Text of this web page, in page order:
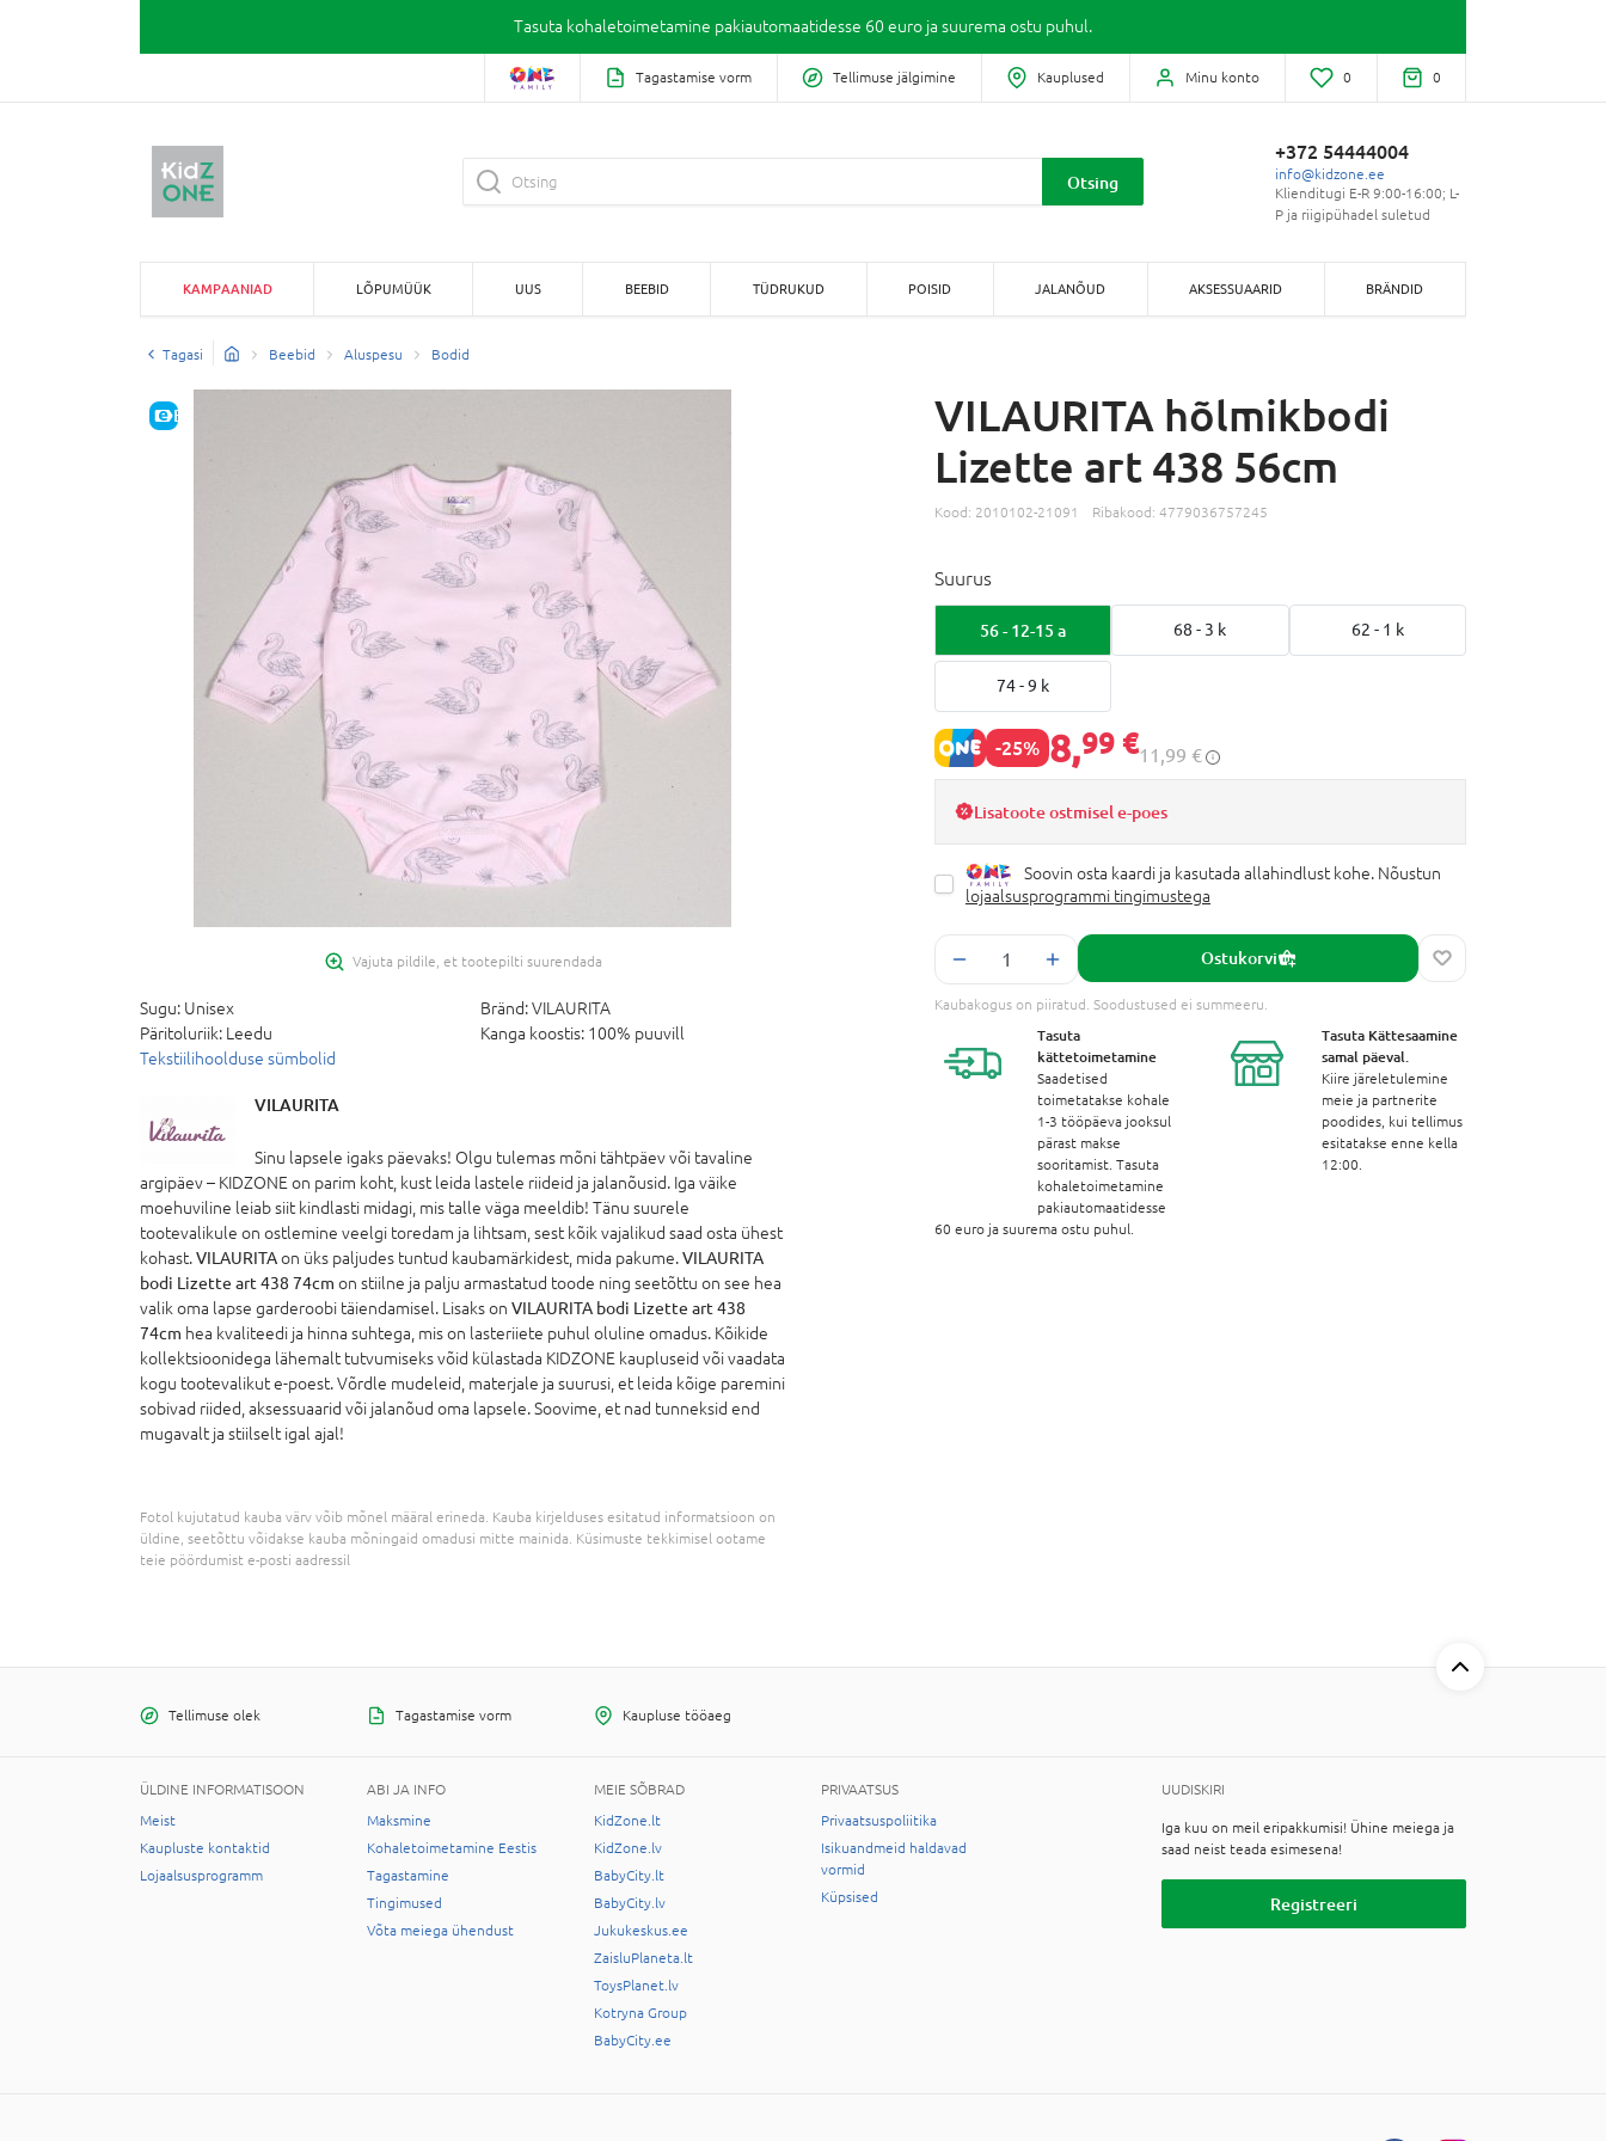
Tasuta kohaletoimetamine pakiautomaatidesse 60 euro ja suurema ostu puhul.
Tagastamise vorm Tellimuse jälgimine Kauplused Minu konto 0 0
Otsing
+372 54444004
info@kidzone.ee
Klienditugi E-R 9:00-16:00; L-
P ja riigipühadel suletud
KAMPAANIAD LÕPUMÜÜK UUS BEEBID TÜDRUKUD POISID JALANÕUD AKSESSUAARID BRÄNDID
Tagasi Beebid Aluspesu Bodid
E-HIND
Vajuta pildile, et tootepilti suurendada
Sugu: Unisex Bränd:VILAURITA
Päritoluriik: Leedu Kanga koostis: 100% puuvill
Tekstiilihoolduse sümbolid
VILAURITA
Sinu lapsele igaks päevaks! Olgu tulemas mõni tähtpäev või tavaline
argipäev – KIDZONE on parim koht, kust leida lastele riideid ja jalanõusid. Iga väike
moehuviline leiab siit kindlasti midagi, mis talle väga meeldib! Tänu suurele
tootevalikule on ostlemine veelgi toredam ja lihtsam, sest kõik vajalikud saad osta ühest
kohast.VILAURITAon üks paljudes tuntud kaubamärkidest, mida pakume.VILAURITA
bodi Lizette art 438 74cm on stiilne ja palju armastatud toode ning seetõttu on see hea
valik oma lapse garderoobi täiendamisel. Lisaks on VILAURITA bodi Lizette art 438
74cm hea kvaliteedi ja hinna suhtega, mis on lasteriiete puhul oluline omadus. Kõikide
kollektsioonidega lähemalt tutvumiseks võid külastada KIDZONE kaupluseid või vaadata
kogu tootevalikut e-poest. Võrdle mudeleid, materjale ja suurusi, et leida kõige paremini
sobivad riided, aksessuaarid või jalanõud oma lapsele. Soovime, et nad tunneksid end
mugavalt ja stiilselt igal ajal!
Fotol kujutatud kauba värv võib mõnel määral erineda. Kauba kirjelduses esitatud informatsioon on
üldine, seetõttu võidakse kauba mõningaid omadusi mitte mainida. Küsimuste tekkimisel ootame
teie pöördumist e-posti aadressil
VILAURITA hõlmikbodi
Lizette art 438 56cm
Kood: 2010102-21091 Ribakood: 4779036757245
Suurus
56 - 12-15 a 68 - 3 k 62 - 1 k
74 - 9 k
-25% 8,99 €11,99 €
Lisatoote ostmisel e-poes
Soovin osta kaardi ja kasutada allahindlust kohe. Nõustun
lojaalsusprogrammi tingimustega
Ostukorvi
Kaubakogus on piiratud. Soodustused ei summeeru.
Tasuta
kättetoimetamine
Saadetised
toimetatakse kohale
1-3 tööpäeva jooksul
pärast makse
sooritamist. Tasuta
kohaletoimetamine
pakiautomaatidesse
60 euro ja suurema ostu puhul.
Tasuta Kättesaamine
samal päeval.
Kiire järeletulemine
meie ja partnerite
poodides, kui tellimus
esitatakse enne kella
12:00.
Tellimuse olek Tagastamise vorm Kaupluse tööaeg
ÜLDINE INFORMATISOON
Meist
Kaupluste kontaktid
Lojaalsusprogramm
ABI JA INFO
Maksmine
Kohaletoimetamine Eestis
Tagastamine
Tingimused
Võta meiega ühendust
MEIE SÕBRAD
KidZone.lt
KidZone.lv
BabyCity.lt
BabyCity.lv
Jukukeskus.ee
ZaisluPlaneta.lt
ToysPlanet.lv
Kotryna Group
BabyCity.ee
PRIVAATSUS
Privaatsuspoliitika
Isikuandmeid haldavad
vormid
Küpsised
UUDISKIRI
Iga kuu on meil eripakkumisi! Ühine meiega ja
saad neist teada esimesena!
Registreeri